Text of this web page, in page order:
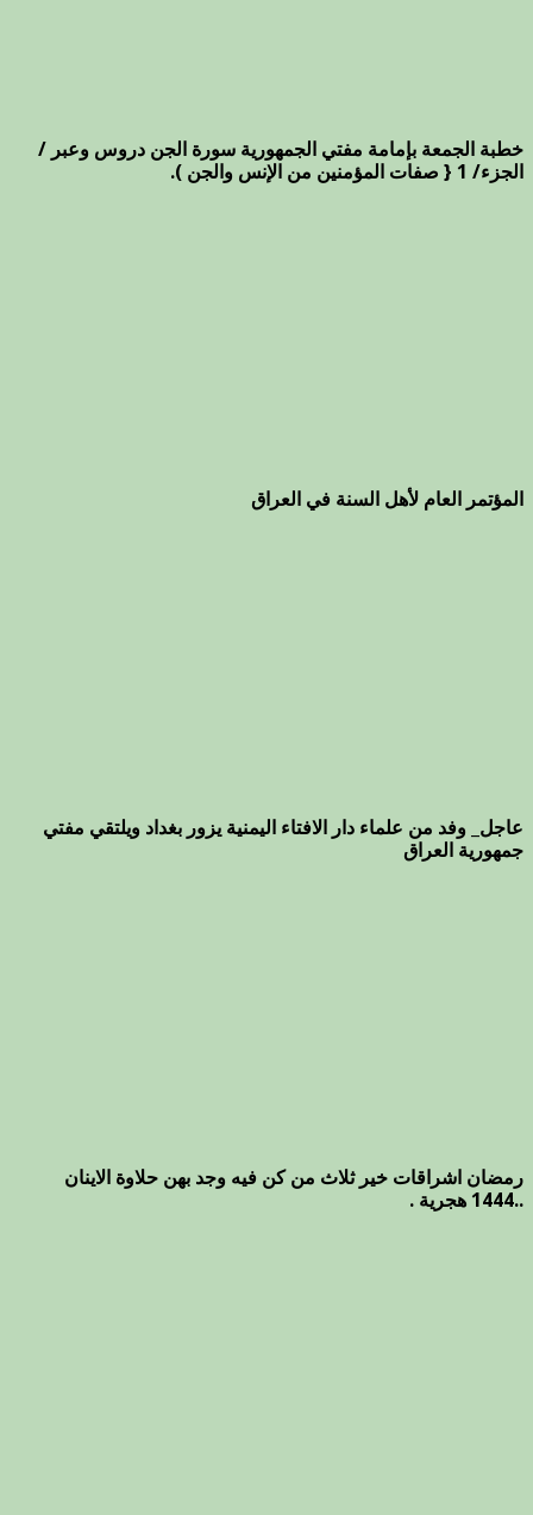
خطبة الجمعة بإمامة مفتي الجمهورية سورة الجن دروس وعبر /
الجزء/ 1 { صفات المؤمنين من الإنس والجن ).
المؤتمر العام لأهل السنة في العراق
عاجل_ وفد من علماء دار الافتاء اليمنية يزور بغداد ويلتقي مفتي
جمهورية العراق
رمضان اشراقات خير ثلاث من كن فيه وجد بهن حلاوة الاينان
..1444 هجرية .